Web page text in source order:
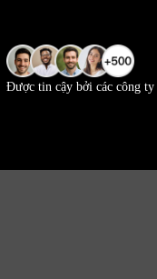
Được tin cậy bởi các công ty